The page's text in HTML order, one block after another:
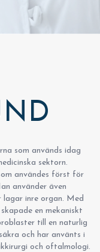
som används idag
sektorn.
användes först för
använder även
lagar inre organ. Med
en mekaniskt
till en naturlig
och har använts i
och oftalmologi.